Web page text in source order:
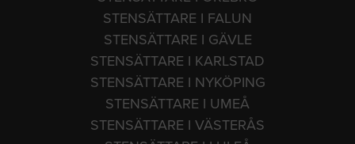
STENSÄTTARE I FALUN
STENSÄTTARE I GÄVLE
STENSÄTTARE I KARLSTAD
STENSÄTTARE I NYKÖPING
STENSÄTTARE I UMEÅ
STENSÄTTARE I VÄSTERÅS